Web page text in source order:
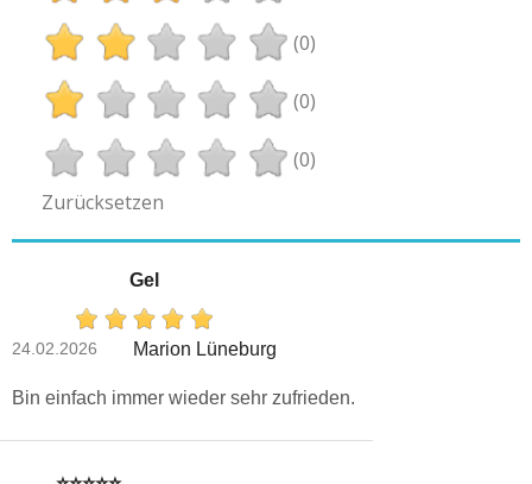
(0)
(0)
(0)
Zurücksetzen
Gel
24.02.2026 Marion Lüneburg
Bin einfach immer wieder sehr zufrieden.